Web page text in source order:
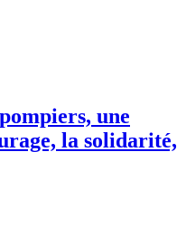
une
la solidarité,